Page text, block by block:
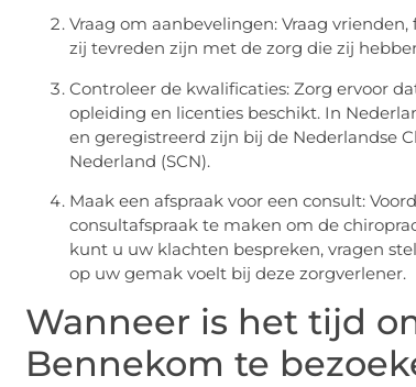
Vraag om aanbevelingen: Vraag
zij tevreden zijn met de zorg die zij
Controleer de kwalificaties: Zorg ervoor
opleiding en licenties beschikt. In
en geregistreerd zijn bij de Nederlandse
Nederland (SCN).
Maak een afspraak voor een consult:
consultafspraak te maken om de
kunt u uw klachten bespreken, vragen
op uw gemak voelt bij deze zorgverlener.
Wanneer is het tijd
Bennekom te